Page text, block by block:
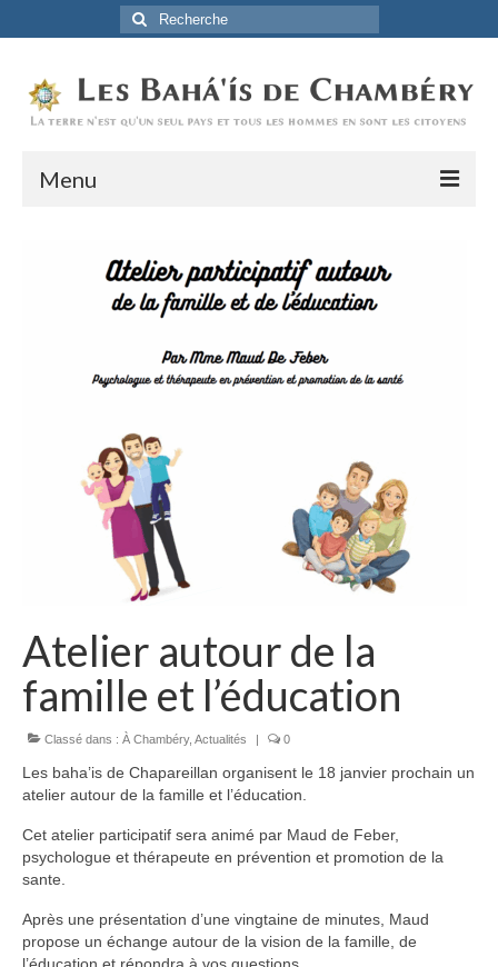
Rechercher
:
Menu
La Foi Baha’ie
Être Baha’i au quotidien
Actualités
Atelier autour de la
famille et l’éducation
Classé dans : À Chambéry, Actualités | 0
Les baha’is de Chapareillan organisent le 18 janvier prochain un
atelier autour de la famille et l’éducation.
Cet atelier participatif sera animé par Maud de Feber,
psychologue et thérapeute en prévention et promotion de la
sante.
Après une présentation d’une vingtaine de minutes, Maud
propose un échange autour de la vision de la famille, de
l’éducation et répondra à vos questions.